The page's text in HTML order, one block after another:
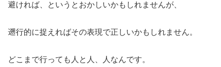
避ければ、というとおかしいかもしれませんが、
遡行的に捉えればその表現で正しいかもしれません。
どこまで行っても人と人、人なんです。